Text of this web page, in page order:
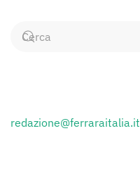
Categorie
redazione@ferraraitalia.it